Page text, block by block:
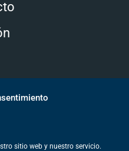
sitio web y nuestro servicio.